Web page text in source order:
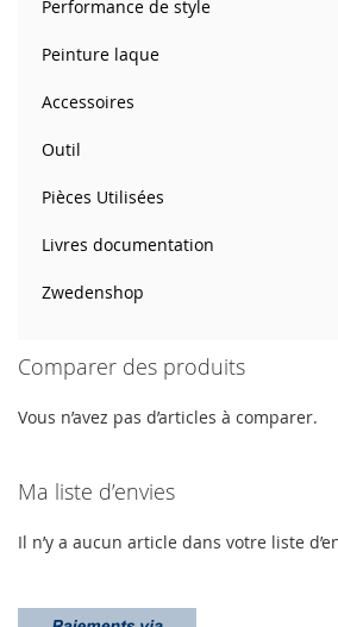
Performance de style
Peinture laque
Accessoires
Outil
Pièces Utilisées
Livres documentation
Zwedenshop
Comparer des produits
Vous n’avez pas d’articles à comparer.
Ma liste d’envies
Il n’y a aucun article dans votre liste